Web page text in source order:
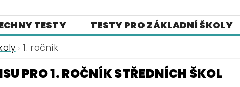
TESTY TESTY PRO ZÁKLADNÍ ŠKOLY
UČIVA
O NAŠICH STRÁNKÁCH
1. ročník
PRO 1. ROČNÍK STŘEDNÍCH ŠKOL